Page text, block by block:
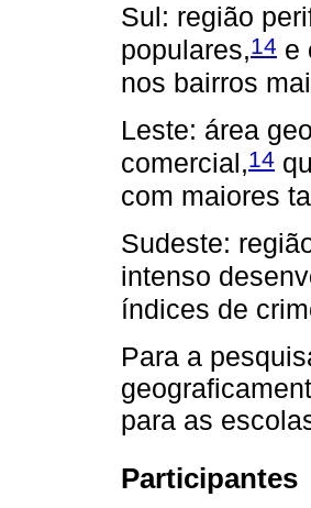
Sul: região
populares,14 e
nos bairros
Leste: área
comercial,14
com maiores
Sudeste:
intenso
índices de
Para a
para as
Participantes